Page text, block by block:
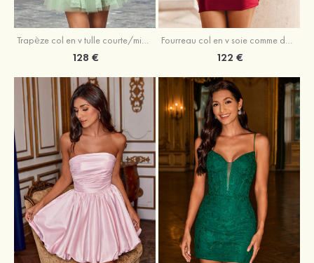
Trapèze col en v tulle courte/mini robe de fête de la rentrée avec perles
128 €
Fourreau col en v soie comme du satin courte/mini robe de fête de la rentrée avec paillettes
122 €